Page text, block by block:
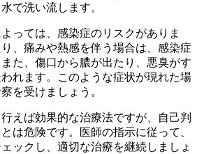
で洗い流します。
っては、 感染症のリスクがありま
、痛みや熱感を伴う場合は、感染症
た、傷口から膿が出たり、悪臭がす
れます。このような症状が現れた場
を受けましょう。
えば効果的な治療法ですが、自己判
は危険です。医師の指示に従って、
ックし、適切な治療を継続しましょ